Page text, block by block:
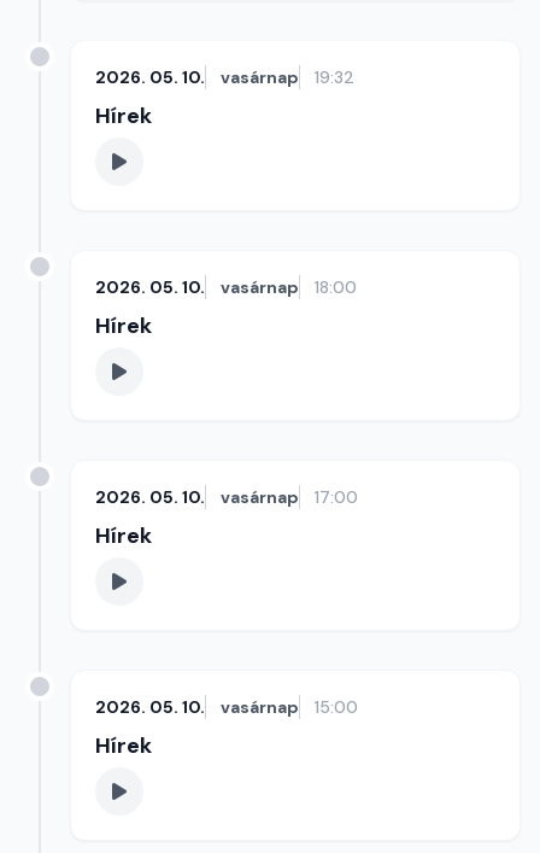
2026. 05. 10. vasárnap 19:32
Hírek
2026. 05. 10. vasárnap 18:00
Hírek
2026. 05. 10. vasárnap 17:00
Hírek
2026. 05. 10. vasárnap 15:00
Hírek